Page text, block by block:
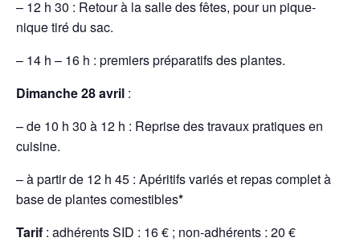
– 12 h 30 : Retour à la salle des fêtes, pour un pique-
nique tiré du sac.
– 14 h – 16 h : premiers préparatifs des plantes.
Dimanche28 avril :
– de 10 h 30 à 12 h : Reprise des travaux pratiques en
cuisine.
– à partir de 12 h 45 : Apéritifs variés et repas complet à
base de plantes comestibles*
Tarif : adhérents SID : 16 € ; non-adhérents : 20 €